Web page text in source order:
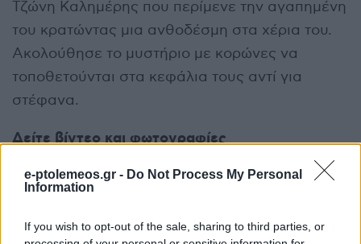
e-ptolemeos.gr - Do Not Process My Personal
Information
If you wish to opt-out of the sale, sharing to third parties, or
Τζώνη Καλημέρης που περίμενε την αγαπημένη
του κρατώντας μια ανθοδέσμη στα χέρια του.
Ακολούθησε το μυστήριο με κορώνες να
τοποθετούνται στα κεφάλια τους αντί για
στέφανα.
Δείτε βίντεο και φωτογραφίες